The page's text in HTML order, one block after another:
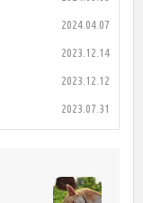
2024.04.07
2023.12.14
2023.12.12
2023.07.31